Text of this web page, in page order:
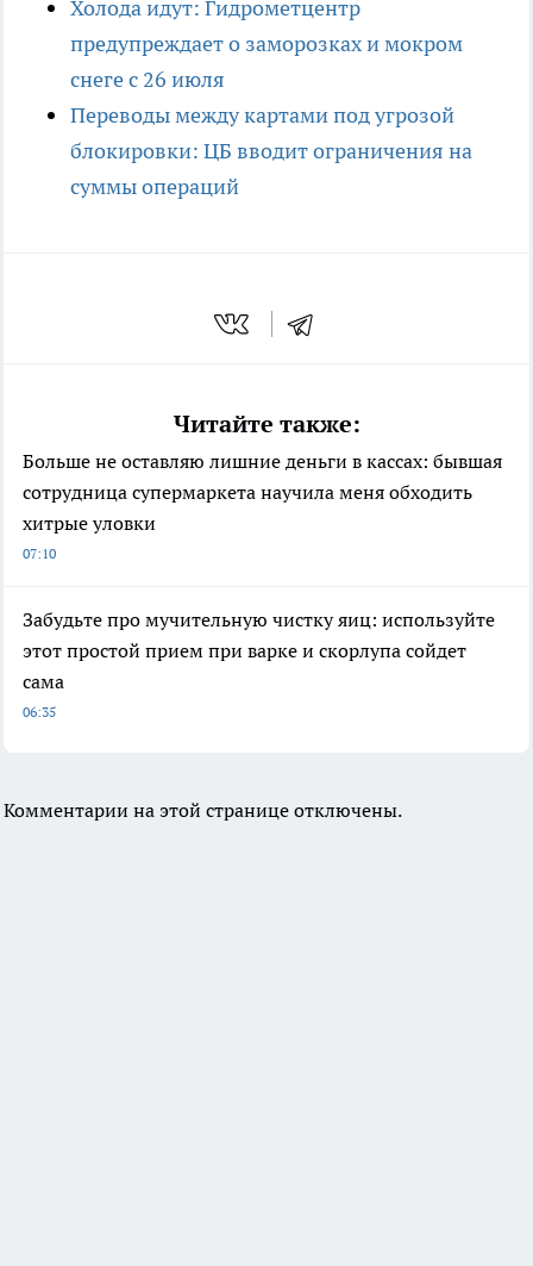
Холода идут: Гидрометцентр
предупреждает о заморозках и мокром
снеге с 26 июля
Переводы между картами под угрозой
блокировки: ЦБ вводит ограничения на
суммы операций
Читайте также:
Больше не оставляю лишние деньги в кассах: бывшая
сотрудница супермаркета научила меня обходить
хитрые уловки
07:10
Забудьте про мучительную чистку яиц: используйте
этот простой прием при варке и скорлупа сойдет
сама
06:35
Комментарии на этой странице отключены.